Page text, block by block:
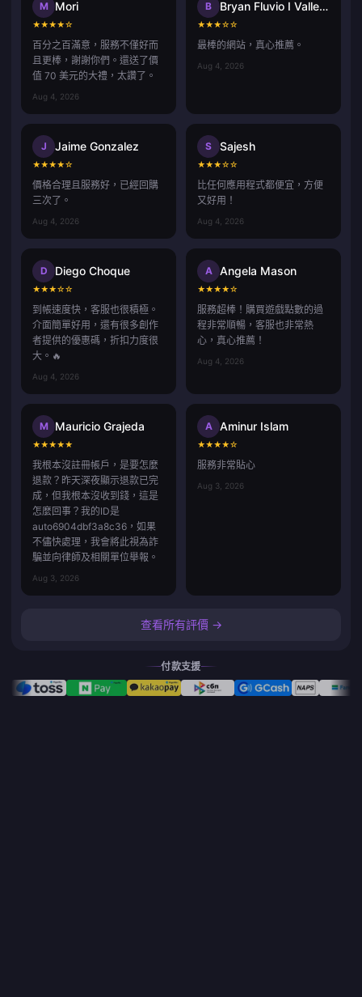
M Mori
★★★★☆
百分之百滿意，服務不僅好而
且更棒，謝謝你們。還送了價
值 70 美元的大禮，太讚了。
Aug 4, 2026
B Bryan Fluvio I Vallecer
★★★☆☆
最棒的網站，真心推薦。
Aug 4, 2026
J Jaime Gonzalez
★★★★☆
價格合理且服務好，已經回購
三次了。
Aug 4, 2026
S Sajesh
★★★☆☆
比任何應用程式都便宜，方便
又好用！
Aug 4, 2026
D Diego Choque
★★★☆☆
到帳速度快，客服也很積極。
介面簡單好用，還有很多創作
者提供的優惠碼，折扣力度很
大。🔥
Aug 4, 2026
A Angela Mason
★★★★☆
服務超棒！購買遊戲點數的過
程非常順暢，客服也非常熱
心，真心推薦！
Aug 4, 2026
M Mauricio Grajeda
★★★★★
我根本沒註冊帳戶，是要怎麼
退款？昨天深夜顯示退款已完
成，但我根本沒收到錢，這是
怎麼回事？我的ID是
auto6904dbf3a8c36，如果
不儘快處理，我會將此視為詐
騙並向律師及相關單位舉報。
Aug 3, 2026
A Aminur Islam
★★★★☆
服務非常貼心
Aug 3, 2026
查看所有評價 →
付款支援